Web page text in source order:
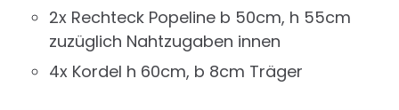
2x Rechteck Popeline b 50cm, h 55cm
zuzüglich Nahtzugaben innen
4x Kordel h 60cm, b 8cm Träger